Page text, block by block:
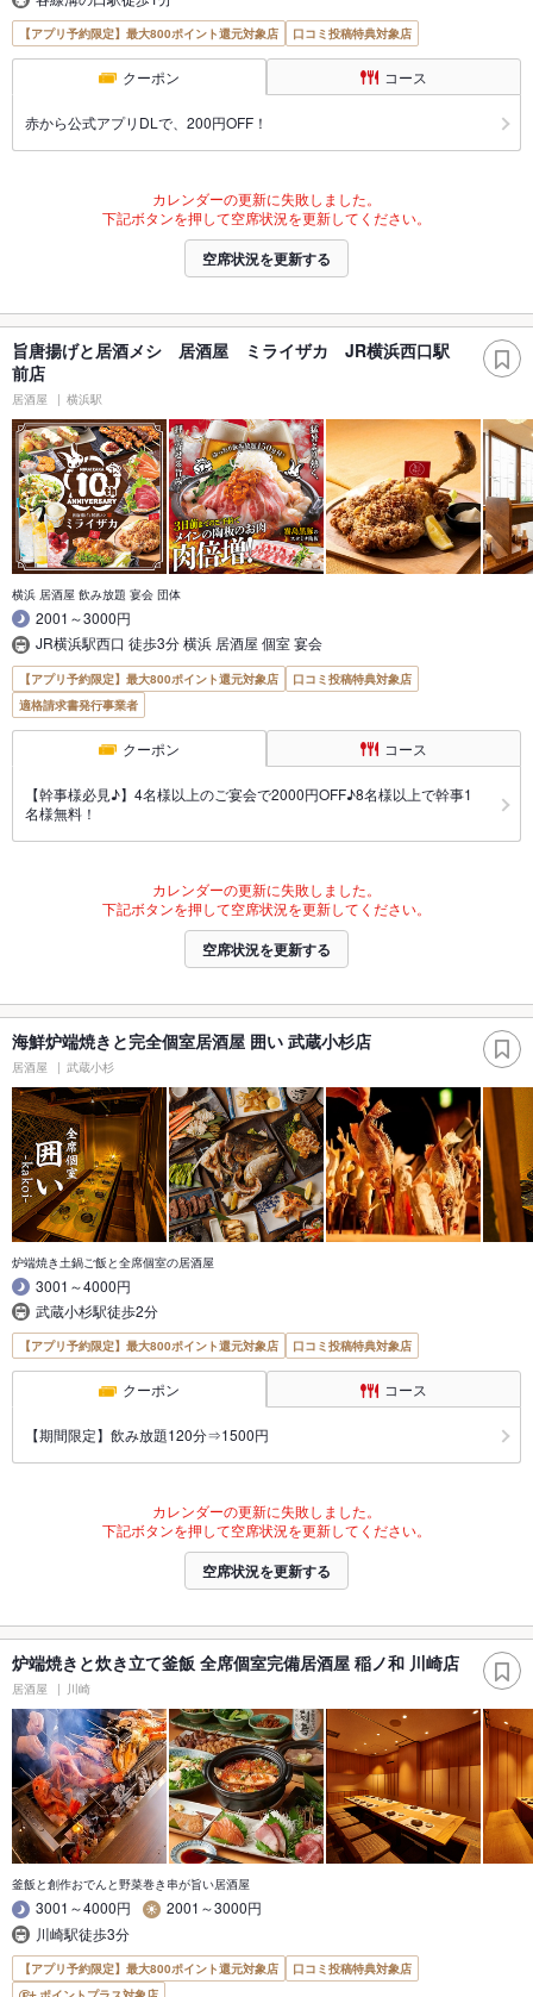
【アプリ予約限定】最大800ポイント還元対象店 口コミ投稿特典対象店
クーポン コース
赤から公式アプリDLで、200円OFF！
カレンダーの更新に失敗しました。
下記ボタンを押して空席状況を更新してください。
空席状況を更新する
旨唐揚げと居酒メシ 居酒屋 ミライザカ JR横浜西口駅
前店
居酒屋 横浜駅
横浜 居酒屋 飲み放題 宴会 団体
2001～3000円
JR横浜駅西口 徒歩3分 横浜 居酒屋 個室 宴会
【アプリ予約限定】最大800ポイント還元対象店
口コミ投稿特典対象店
適格請求書発行事業者
クーポン コース
【幹事様必見♪】4名様以上のご宴会で2000円OFF♪8名様以上で幹事1
名様無料！
カレンダーの更新に失敗しました。
下記ボタンを押して空席状況を更新してください。
空席状況を更新する
海鮮炉端焼きと完全個室居酒屋 囲い 武蔵小杉店
居酒屋 武蔵小杉
炉端焼き土鍋ご飯と全席個室の居酒屋
3001～4000円
武蔵小杉駅徒歩2分
【アプリ予約限定】最大800ポイント還元対象店 口コミ投稿特典対象店
クーポン コース
【期間限定】飲み放題120分⇒1500円
カレンダーの更新に失敗しました。
下記ボタンを押して空席状況を更新してください。
空席状況を更新する
炉端焼きと炊き立て釜飯 全席個室完備居酒屋 稲ノ和 川崎店
居酒屋 川崎
釜飯と創作おでんと野菜巻き串が旨い居酒屋
3001～4000円
2001～3000円
川崎駅徒歩3分
【アプリ予約限定】最大800ポイント還元対象店
口コミ投稿特典対象店